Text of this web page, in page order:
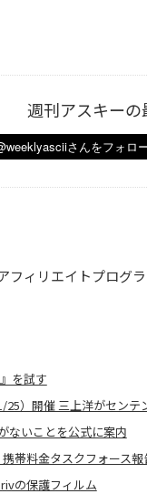
週刊アスキー
フィリエイトプログ
を試す
25）開催 三上洋がセンテ
ないことを公式に案内
帯料金タスクフォース
の保護フィルム